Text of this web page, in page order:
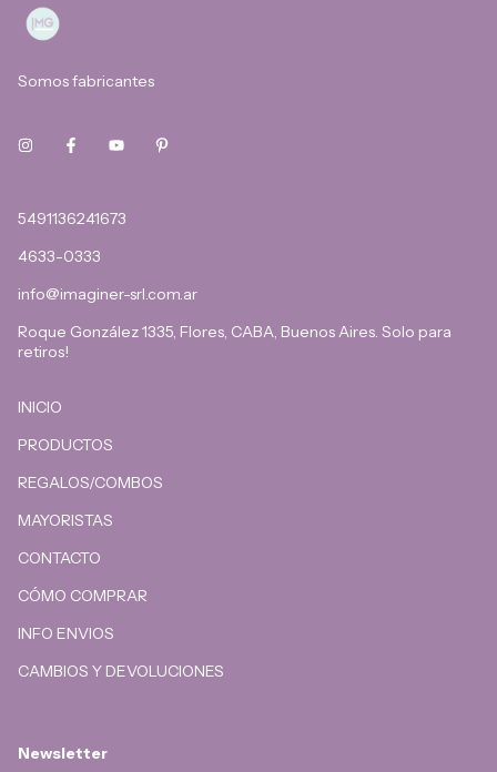
Somos fabricantes
5491136241673
4633-0333
info@imaginer-srl.com.ar
Roque González 1335, Flores, CABA, Buenos Aires. Solo para
retiros!
INICIO
PRODUCTOS
REGALOS/COMBOS
MAYORISTAS
CONTACTO
CÓMO COMPRAR
INFO ENVIOS
CAMBIOS Y DEVOLUCIONES
Newsletter